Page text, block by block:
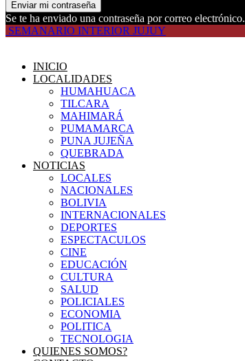
Se te ha enviado una contraseña por correo electrónico.
SEMANARIO INTERIOR JUJUY
INICIO
LOCALIDADES
HUMAHUACA
TILCARA
MAHIMARÁ
PUMAMARCA
PUNA JUJEÑA
QUEBRADA
NOTICIAS
LOCALES
NACIONALES
BOLIVIA
INTERNACIONALES
DEPORTES
ESPECTACULOS
CINE
EDUCACIÓN
CULTURA
SALUD
POLICIALES
ECONOMIA
POLITICA
TECNOLOGIA
QUIENES SOMOS?